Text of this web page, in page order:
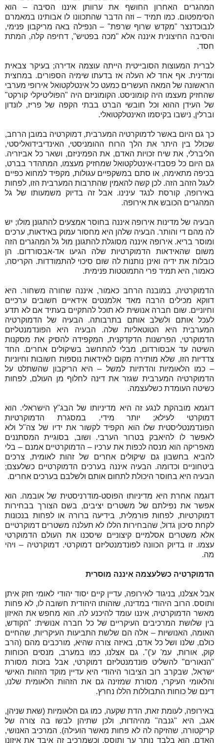
המהגרים האחרון החושף את ערוותן איננו הסיבה – הוא
הסימפטום. כמו תמיד – וזה הדבר שהתכוונו לו אבותינו במאמרם
לנבוכדנצר "מקדש שרוף שרפת" – הנפילה באה מריקבון פנימי,
והסיבה החיצונית איננה אלא "מכה בפטיש", דחיפה קלה, המתת
חסד.
לברית המעוצות הסובייטית הייתה עוצמה אדירה; בעיקר צבאית
ומדינית. אף אחד לא העלה אז בדעתו שימיה הספורים. במחצית
הראשונה של המאה העשרים כמעט כל אינטלקטואל אירופי מערבי
שהחזיק מעצמו היה קומוניסט. הקומוניזם היה "הפוליטיקלי קורקט"
של העידן ההוא וכל חובשי הברט בבתי הקפה של פריז, לונדון
וברלין, נישבו בקיסמו האינטלקטואלי.
כך גם היום באשר לדמוקרטיה המערבית, דמוקרטיה במובן הרחב,
שכולל בין היתר את הלך הרוח ההומניסטי, האינדיבידואליסטי,
הליברלי, את שיח זכויות האדם, את הפמיניזם, ושאר כל אביזריה.
גם היום כל פסבדו-אינטלקטואל שמחזיק מעצמו, המתהדר בברט,
בכיפה מתאימה, או סתם במשקפיים עגולות, מקפיד למחוא כפיים
לעגל הזהב הזה. לכן קשה להאמין שהתרבות המערבית הזו, לפחות
באירופה, קורסת לנגד עינינו. אבל זה בדיוק משמעותו של גל
המהגרים הכובש את אירופה.
הבעיה של מדינות אירופה איננה בחוסר אמצעים להתגונן מולו; יש
לה מהם די והותר. הבעיה שלהן היא מחסור עמוק באידאות, ערכים
ומוסר בריא. אירופה איננה מסוגלת להתגונן מול גל המהגרים הזה
משום שהאידאות הדמוקרטיות שלה הגיעו אד-אבסורדום. הן
כובלות את ידיה ואינן נותנות לה שום סיכוי להתמודדות. הקריסה,
כאמור, היא תמיד פרי התמוטטות פנימית.
הדמוקרטיה, במובנה הרחב כאמור, איננה שחורה משחור. היא
דווקא מכילים הרבה מאד אלמנטים אידאיים חשובים ערכיים
וחיוניים. שום חברה אנושית לא תוכל להתקיים בעתיד אם לא תדע
לעכל אותם ולשלב אותם בתרבותה. הבעיה של הדמוקרטיה
המערבית היא הטוטאליות שלה. הבעיה היא הפונדמנטליזם
הדמוקרטי, הפרשנות הדקדקנית, המקפידה להסיק את מסקנות
השיטה עד אבסורדום, מבלי להתחשב בשיקולים אחרים. החד
צדדיות הזו, שלא מותירה מקום לאידאות נוספות חשובות וחיוניות
– כמו הלאומיות והדתיות למשל – היא הריקבון שהשתלט על
הדמוקרטיה המערבית שגזר את דינה לחלוף מן העולם, לפחות
כשיטה העומדת כשלעצמה.
דוגמא מובהקת לנגע זה היא מדיניותו של הבג"ץ הישראלי. הוא
דמוקרטי לעילא; יותר מידי. במסגרת הדמוקרטיות
הפונדמנטליסטית שלו הוא הקפיד לקשור את ידיו של צה"ל ולא
לאפשר לו להיאבק בטרור הערבי. ושוב, בסוגיית המסתננים
מאפריקה הוא מנסה לכפות את ערכיו – הדמוקרטיים אמנם – בלי
להביא בחשבון גם שיקולים אחרים של זהות לאומית, צרכים
ביטחוניים וכדומה. הבעיה איננה בערכים הדמוקרטיים כשלעצם;
הבעיה היא בחוסר היכולת לתחום אותם ולשלבם בערכים אחרים.
דוגמה אחרת היא מדיניותו הפוסט-מודרניסטית של אובמה. הוא
אפשר את נפילתם של משטרים יציבים, בשם הצורך בבחירות
דמוקרטיות, לפחות פורמלית, בידיעה ברורה או לפחות בנכונות
לקחת סיכון גדול, שהבחירות הללו לא תעלנה משטרים דמוקרטיים
אלא משטרים אסלמיים קיצוניים שיסכנו את העולם הדמוקרטי
עצמו. זו בדיוק הכוונה לפונדמנטליזם דמוקרטי. דמוקרטיה – ויהי
מה.
הדמוקרטיה כשלעצמה איננה מוסרית
אבל אצלנו, בניגוד לאירופה, עדיין קיים יסוד יהודי לאומי חזק איתן
ותוסס. הרוב היהודי במדינה, שזהותו היהודית חשובה לו, לא פחות
מאשר הדמוקרטיה, איננו עומד להיכנע לה. הוא מחפש את האיזון
בין שלושת המרכיבים העיקריים של כל חברה אנושית: "הקודש,
האומה, האנושיות – אלה הם שלשת התביעות העיקריות, שהחיים
כולם, שלנו ושל כל אדם, באיזה צורה שהיא, מורכבים מהם (הרב
קוק, אורות, עמ' ע')". גם אצלנו, כמו במערב, מנסים הכוחות
"הנאורים" להשליט פונדמנטליזם דמוקרטי, אבל בזכות מסורת
ישראל, שבקרב רוב הציבור היהודי היא עדיין מוקד הזהות האישי
והלאומי העיקרי, מסורת שמזינה גם את הזהות הלאומית שלנו,
דינם של כוחות התבוללות הללו נחרץ.
באירופה, לעומת זאת, הדת שקעה, כמו גם הלאומיות (שאת שניהן,
אגב, היא "גנבה" מהיהדות, ולכן שתיהן לבשו בה צורה של
קריקטורה, שהזיקה לה לא פחות מאשר הועילה). המרכיב האנושי,
האדם, הוא בלבד נותר ער ותוסס. וכשמרכיב זה איבד את איזונו